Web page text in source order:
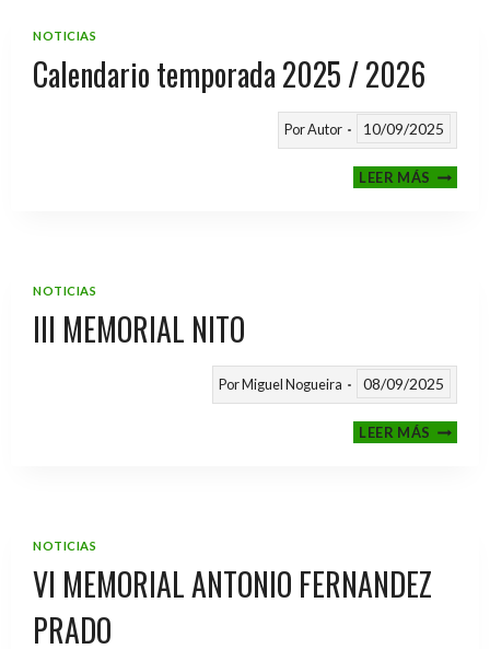
NOTICIAS
Calendario temporada 2025 / 2026
PorAutor 10/09/2025
LEER MÁS
NOTICIAS
III MEMORIAL NITO
PorMiguel Nogueira 08/09/2025
LEER MÁSIII
NOTICIAS
VI MEMORIAL ANTONIO FERNANDEZ
PRADO